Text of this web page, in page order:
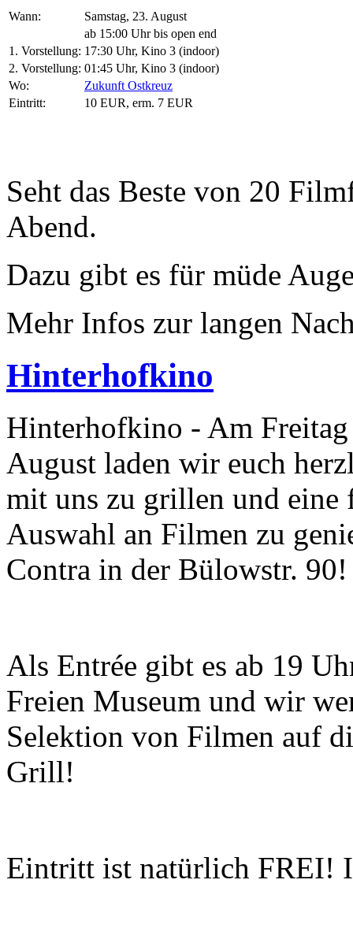
Wann:
Samstag, 23. August
ab 15:00 Uhr bis open end
1. Vorstellung: 17:30 Uhr, Kino 3 (indoor)
2. Vorstellung: 01:45 Uhr, Kino 3 (indoor)
Wo:
Zukunft Ostkreuz
Eintritt:
10 EUR, erm. 7 EUR
Seht das Beste von 20
Abend.
Dazu gibt es für müde
Mehr Infos zur langen
Hinterhofkino
Hinterhofkino - Am Freitag
August laden wir euch
mit uns zu grillen und eine
Auswahl an Filmen zu
Contra in der Bülowstr. 90!
Als Entrée gibt es ab 19
Freien Museum und wir
Selektion von Filmen auf
Grill!
Eintritt ist natürlich FREI!